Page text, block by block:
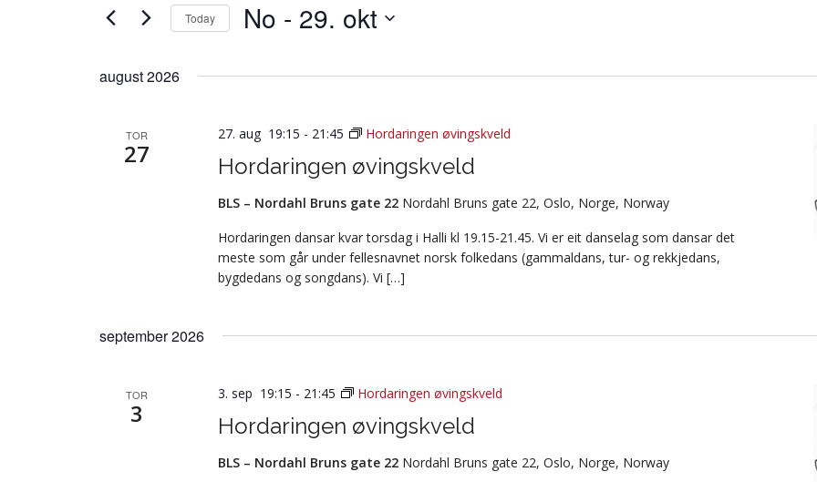
Today No - 29. okt
august 2026
TOR
27 Hordaringen øvingskveld
27. aug 19:15 - 21:45 Hordaringen øvingskveld
BLS – Nordahl Bruns gate 22 Nordahl Bruns gate 22, Oslo, Norge, Norway
Hordaringen dansar kvar torsdag i Halli kl 19.15-21.45. Vi er eit danselag som dansar det
meste som går under fellesnavnet norsk folkedans (gammaldans, tur- og rekkjedans,
bygdedans og songdans). Vi […]
september 2026
TOR
3 Hordaringen øvingskveld
3. sep 19:15 - 21:45 Hordaringen øvingskveld
BLS – Nordahl Bruns gate 22 Nordahl Bruns gate 22, Oslo, Norge, Norway